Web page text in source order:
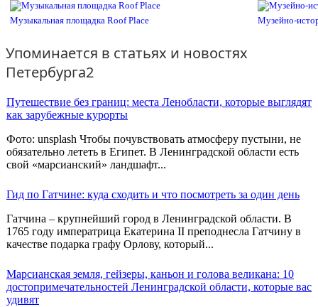
Музыкальная площадка Roof Place Музейно-
Упоминается в статьях и новостях
Петербурга2
Путешествие без границ: места Ленобласти, которые выглядят
как зарубежные курорты
Фото: unsplash Чтобы почувствовать атмосферу пустыни, не
обязательно лететь в Египет. В Ленинградской области есть
свой «марсианский» ландшафт...
Гид по Гатчине: куда сходить и что посмотреть за один день
Гатчина – крупнейший город в Ленинградской области. В
1765 году императрица Екатерина II преподнесла Гатчину в
качестве подарка графу Орлову, который...
Марсианская земля, гейзеры, каньон и голова великана: 10
достопримечательностей Ленинградской области, которые вас
удивят